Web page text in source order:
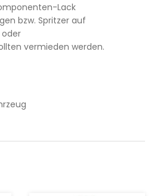
Lack
bzw. Spritzer auf
vermieden werden.